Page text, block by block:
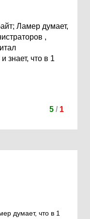
Ламер думает,
,
знает, что в 1
5/ 1
думает, что в 1